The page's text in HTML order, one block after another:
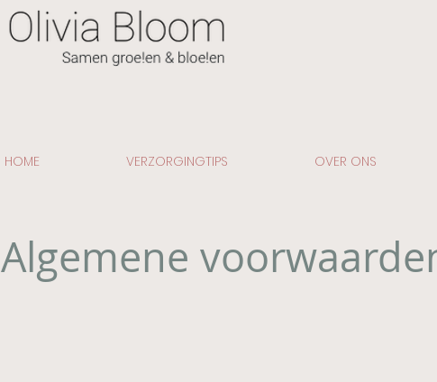
HOME VERZORGINGTIPS OVER ONS
Algemene